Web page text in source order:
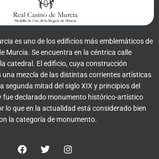
es uno de los edificios más emblemáticos de
Murcia. Se encuentra en la céntrica calle
catedral. El edificio, cuya construcción
una mezcla de las distintas corrientes artísticas
segunda mitad del siglo XIX y principios del
fue declarado monumento histórico-artístico
lo que en la actualidad está considerado bien
la categoría de monumento.
F
a
T
w
I
n